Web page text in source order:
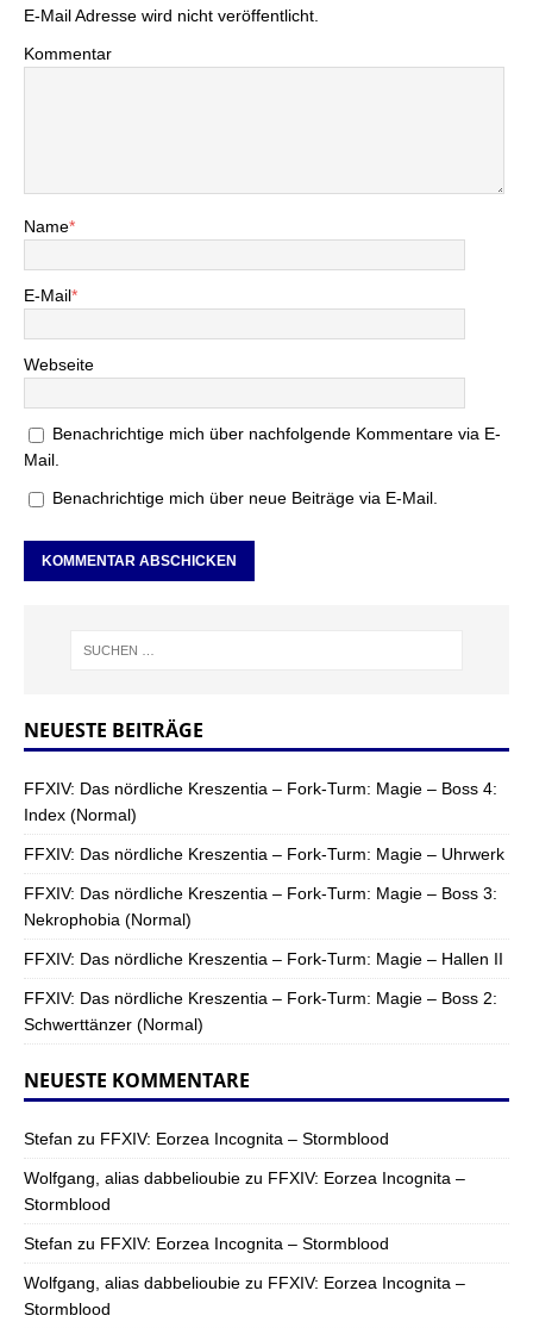
E-Mail Adresse wird nicht veröffentlicht.
Kommentar
Name*
E-Mail*
Webseite
Benachrichtige mich über nachfolgende Kommentare via E-
Mail.
Benachrichtige mich über neue Beiträge via E-Mail.
NEUESTE BEITRÄGE
FFXIV: Das nördliche Kreszentia – Fork-Turm: Magie – Boss 4:
Index (Normal)
FFXIV: Das nördliche Kreszentia – Fork-Turm: Magie – Uhrwerk
FFXIV: Das nördliche Kreszentia – Fork-Turm: Magie – Boss 3:
Nekrophobia (Normal)
FFXIV: Das nördliche Kreszentia – Fork-Turm: Magie – Hallen II
FFXIV: Das nördliche Kreszentia – Fork-Turm: Magie – Boss 2:
Schwerttänzer (Normal)
NEUESTE KOMMENTARE
Stefan zu FFXIV: Eorzea Incognita – Stormblood
Wolfgang, alias dabbelioubie zu FFXIV: Eorzea Incognita –
Stormblood
Stefan zu FFXIV: Eorzea Incognita – Stormblood
Wolfgang, alias dabbelioubie zu FFXIV: Eorzea Incognita –
Stormblood